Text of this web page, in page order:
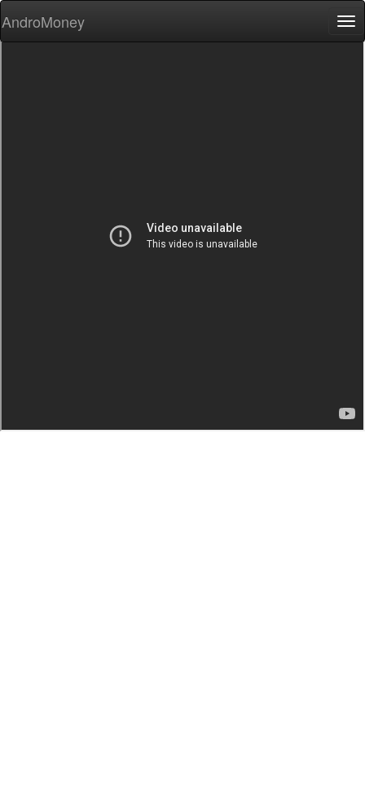
AndroMoney